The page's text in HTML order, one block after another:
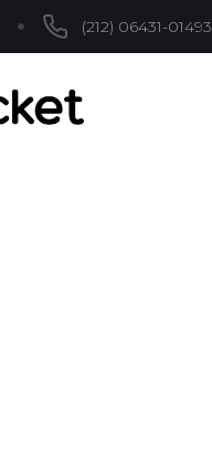
(212) 06431-01493